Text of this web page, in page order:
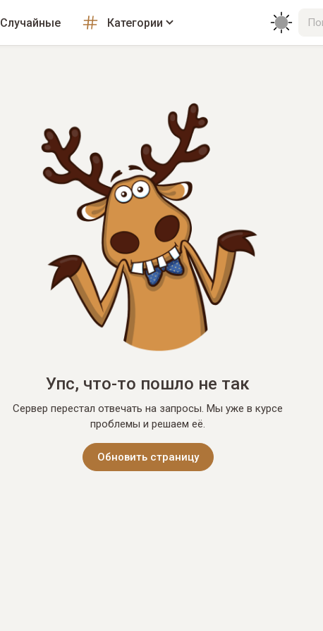
Случайные Категории
Упс, что-то пошло не так
Сервер перестал отвечать на запросы. Мы уже в курсе
проблемы и решаем её.
Обновить страницу